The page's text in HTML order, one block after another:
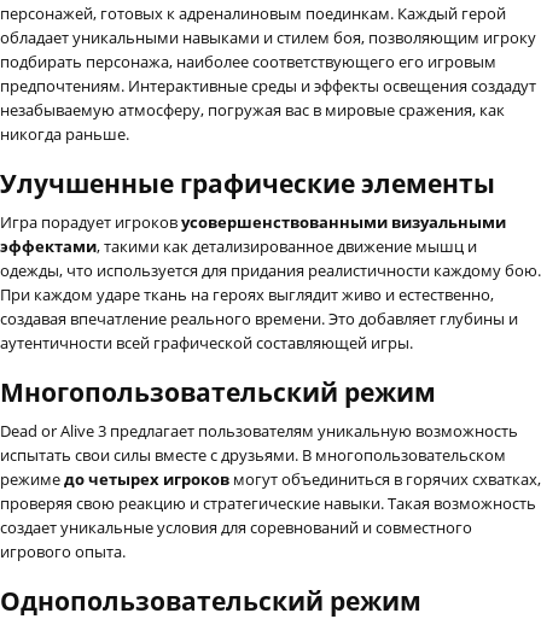
персонажей, готовых к адреналиновым поединкам. Каждый герой
обладает уникальными навыками и стилем боя, позволяющим игроку
подбирать персонажа, наиболее соответствующего его игровым
предпочтениям. Интерактивные среды и эффекты освещения создадут
незабываемую атмосферу, погружая вас в мировые сражения, как
никогда раньше.
Улучшенные графические элементы
Игра порадует игроковусовершенствованными визуальными
эффектами, такими как детализированное движение мышц и
одежды, что используется для придания реалистичности каждому бою.
При каждом ударе ткань на героях выглядит живо и естественно,
создавая впечатление реального времени. Это добавляет глубины и
аутентичности всей графической составляющей игры.
Многопользовательский режим
Dead or Alive 3 предлагает пользователям уникальную возможность
испытать свои силы вместе с друзьями. В многопользовательском
режимедо четырех игроков могут объединиться в горячих схватках,
проверяя свою реакцию и стратегические навыки. Такая возможность
создает уникальные условия для соревнований и совместного
игрового опыта.
Однопользовательский режим